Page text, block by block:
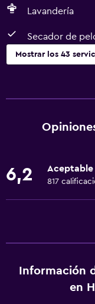
Lavandería
Secador de
Mostrar los 43
Wifi gratis
Extinguidor
Papeleras
6,2 Aceptable
817
Información
en